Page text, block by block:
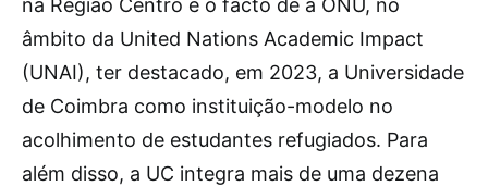
na Região Centro e o facto de a ONU, no
âmbito da United Nations Academic Impact
(UNAI), ter destacado, em 2023, a Universidade
de Coimbra como instituição-modelo no
acolhimento de estudantes refugiados. Para
além disso, a UC integra mais de uma dezena